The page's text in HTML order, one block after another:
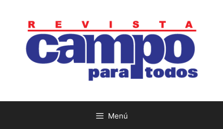
contenido
Menú